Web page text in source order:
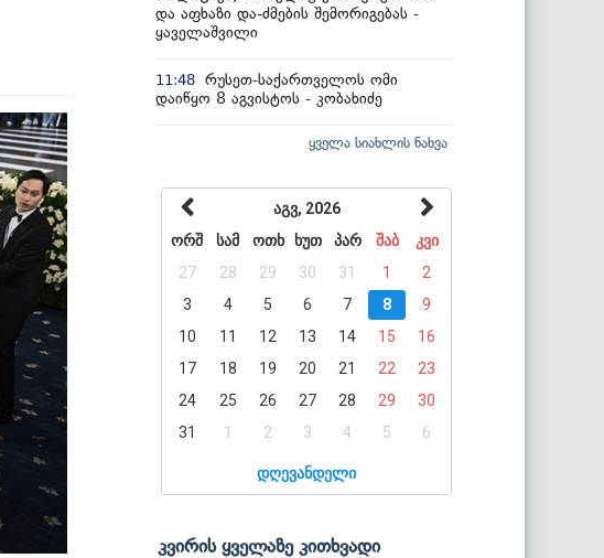
და აფხაზი და-ძმების შემორიგებას -
ყაველაშვილი
11:48 რუსეთ-საქართველოს ომი
დაიწყო 8 აგვისტოს - კობახიძე
ყველა სიახლის ნახვა
აგვ, 2026
ორშ
სამ ოთხ ხუთ პარ შაბ
კვი
27
28 29 30 31 1
2
3
4 5 6 7 8
9
10
11 12 13 14 15
16
17
18 19 20 21 22
23
24
25 26 27 28 29
30
31
1 2 3 4 5 6
დღევანდელი
კვირის ყველაზე კითხვადი